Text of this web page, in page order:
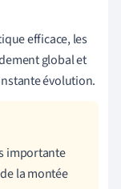
efficace, les
global et
évolution.
importante
la montée